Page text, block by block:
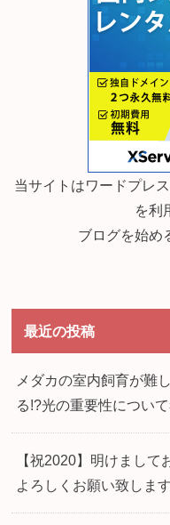
当サイトはワードプレ
を利
ブログを始め
最近の投稿
メダカの室内飼育が難
る!?光の重要性につい
【祝2020】明けまし
よろしくお願い致します